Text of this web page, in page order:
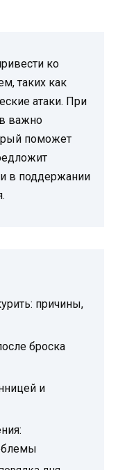
ко
таких как
атаки. При
важно
поможет
в поддержании
причины,
броска
и